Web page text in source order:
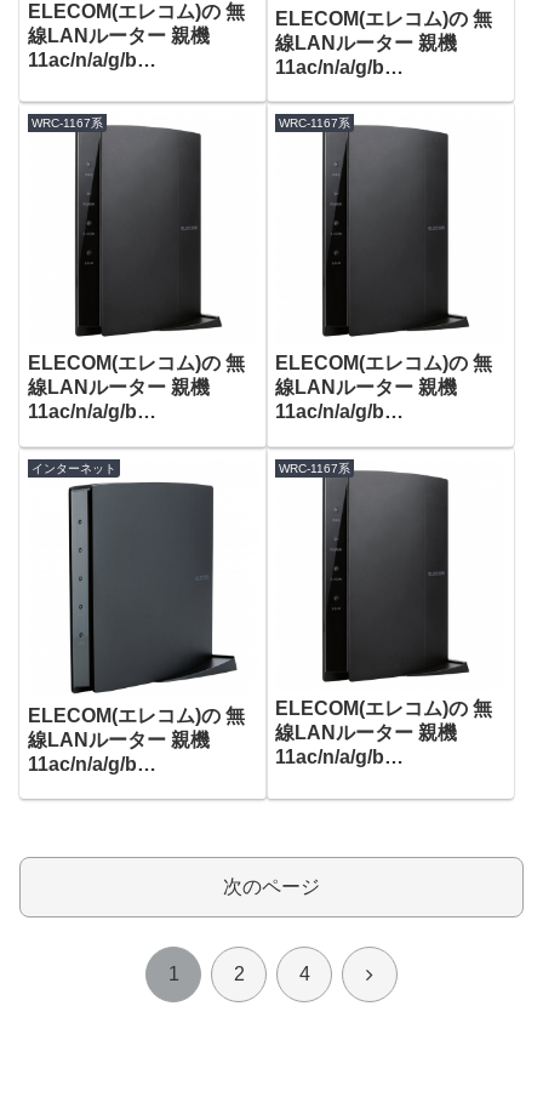
ELECOM(エレコム)の 無
線LANルーター 親機
11ac/n/a/g/b
F1167ACG がタイムセー
ルで4,980円！
ELECOM(エレコム)の 無
線LANルーター 親機
11ac/n/a/g/b
F1167ACG がタイムセー
ルで7,980円！
WRC-1167系
ELECOM(エレコム)の 無
線LANルーター 親機
11ac/n/a/g/b
F1167ACG がタイムセー
ルで4,480円！
WRC-1167系
ELECOM(エレコム)の 無
線LANルーター 親機
11ac/n/a/g/b
F1167ACG が特選タイム
セールで4,380円！
インターネット
ELECOM(エレコム)の 無
線LANルーター 親機
11ac/n/a/g/b
WRC-1167系
ELECOM(エレコム)の 無
線LANルーター 親機
11ac/n/a/g/b
F1167ACG がタイムセー
次のページ
1 2 4 次